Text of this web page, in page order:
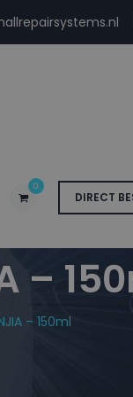
DIRECT
0
Lak
–
– 150ml